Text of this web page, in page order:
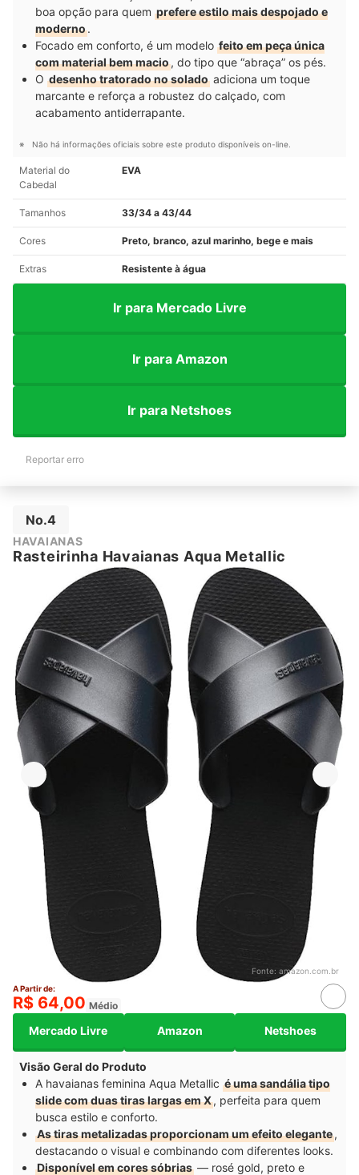
boa opção para quem prefere estilo mais despojado e
moderno.
Focado em conforto, é um modelo feito em peça única
com material bem macio, do tipo que “abraça” os pés.
O desenho tratorado no solado adiciona um toque
marcante e reforça a robustez do calçado, com
acabamento antiderrapante.
Não há informações oficiais sobre este produto disponíveis on-line.
Material do
Cabedal
EVA
Tamanhos 33/34 a 43/44
Cores Preto, branco, azul marinho, bege e mais
Extras Resistente à água
Ir para Mercado Livre
Ir para Amazon
Ir para Netshoes
Reportar erro
No.4
HAVAIANAS
Rasteirinha Havaianas Aqua Metallic
Fonte: amazon.com.br
A Partir de:
R$ 64,00 Médio
Mercado Livre Amazon Netshoes
Visão Geral do Produto
A havaianas feminina Aqua Metallic é uma sandália tipo
slide com duas tiras largas em X, perfeita para quem
busca estilo e conforto.
As tiras metalizadas proporcionam um efeito elegante,
destacando o visual e combinando com diferentes looks.
Disponível em cores sóbrias — rosé gold, preto e